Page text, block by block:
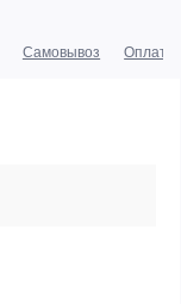
Самовывоз Оплата